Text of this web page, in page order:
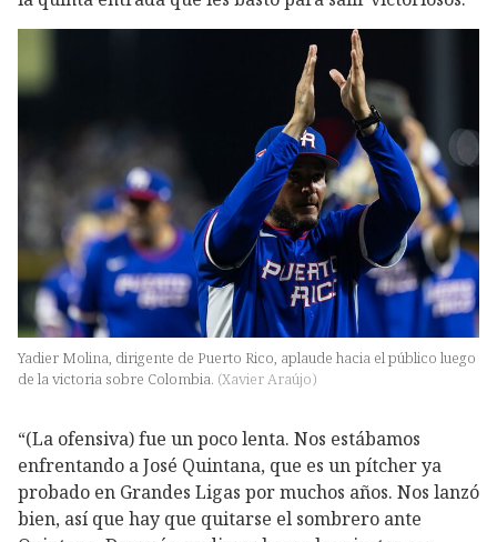
Yadier Molina, dirigente de Puerto Rico, aplaude hacia el público luego
de la victoria sobre Colombia. (Xavier Araújo)
“(La ofensiva) fue un poco lenta. Nos estábamos
enfrentando a José Quintana, que es un pítcher ya
probado en Grandes Ligas por muchos años. Nos lanzó
bien, así que hay que quitarse el sombrero ante